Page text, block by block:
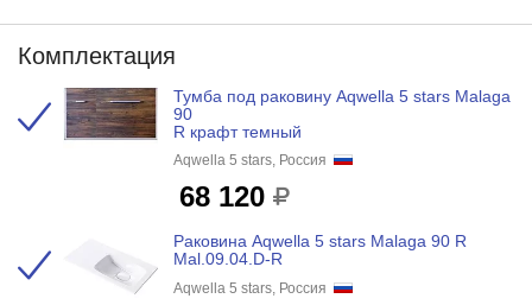
Комплектация
Тумба под раковину Aqwella 5 stars Malaga
90
R крафт темный
Aqwella 5 stars, Россия
68 120
Раковина Aqwella 5 stars Malaga 90 R
Mal.09.04.D-R
Aqwella 5 stars, Россия